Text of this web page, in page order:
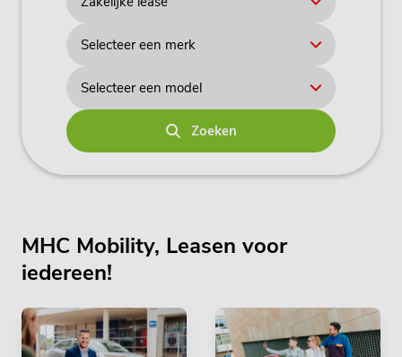
Zoeken
MHC Mobility, Leasen voor
iedereen!